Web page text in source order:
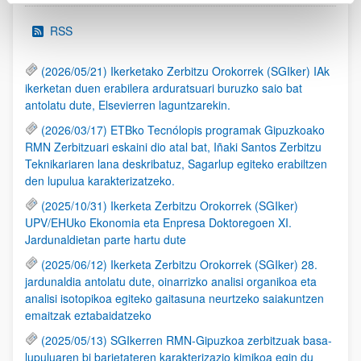
RSS
(2026/05/21) Ikerketako Zerbitzu Orokorrek (SGIker) IAk
ikerketan duen erabilera arduratsuari buruzko saio bat
antolatu dute, Elsevierren laguntzarekin.
(2026/03/17) ETBko Tecnólopis programak Gipuzkoako
RMN Zerbitzuari eskaini dio atal bat, Iñaki Santos Zerbitzu
Teknikariaren lana deskribatuz, Sagarlup egiteko erabiltzen
den lupulua karakterizatzeko.
(2025/10/31) Ikerketa Zerbitzu Orokorrek (SGIker)
UPV/EHUko Ekonomia eta Enpresa Doktoregoen XI.
Jardunaldietan parte hartu dute
(2025/06/12) Ikerketa Zerbitzu Orokorrek (SGIker) 28.
jardunaldia antolatu dute, oinarrizko analisi organikoa eta
analisi isotopikoa egiteko gaitasuna neurtzeko saiakuntzen
emaitzak eztabaidatzeko
(2025/05/13) SGIkerren RMN-Gipuzkoa zerbitzuak basa-
lupuluaren bi barietateren karakterizazio kimikoa egin du